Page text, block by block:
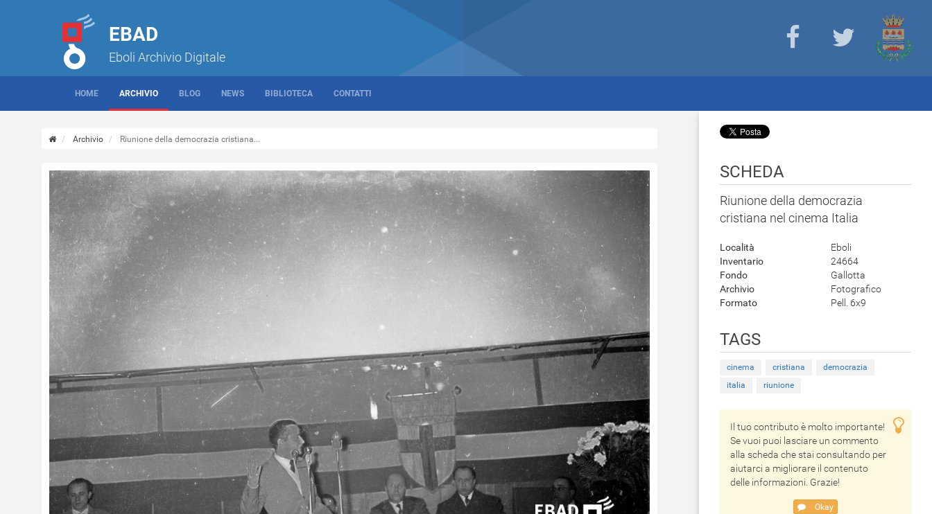
EBAD
Eboli Archivio Digitale
HOME ARCHIVIO BLOG NEWS BIBLIOTECA CONTATTI
Archivio Riunione della democrazia cristiana...
SCHEDA
Riunione della democrazia
cristiana nel cinema Italia
Località
Eboli
Inventario
24664
Fondo
Gallotta
Archivio
Fotografico
Formato
Pell. 6x9
TAGS
cinema cristiana
democrazia
italia
riunione
Il tuo contributo è molto importante!
Se vuoi puoi lasciare un commento
alla scheda che stai consultando per
aiutarci a migliorare il contenuto
delle informazioni. Grazie!
Okay